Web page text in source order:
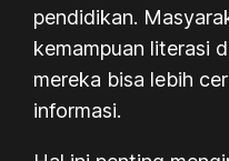
pendidikan.
kemampuan literasi
mereka bisa lebih
informasi.